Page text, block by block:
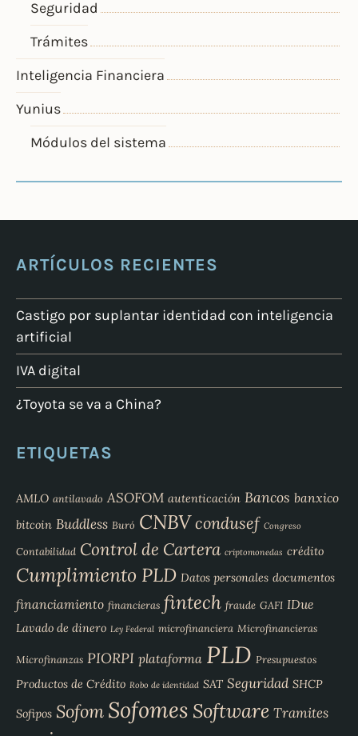
Seguridad
Trámites
Inteligencia Financiera
Yunius
Módulos del sistema
ARTÍCULOS RECIENTES
Castigo por suplantar identidad con inteligencia
artificial
IVA digital
¿Toyota se va a China?
ETIQUETAS
AMLO antilavado ASOFOM autenticación Bancos banxico
bitcoin Buddless Buró CNBVcondusef Congreso
Contabilidad Control de Cartera criptomonedas crédito
Cumplimiento PLD Datos personales documentos
financiamiento financieras fintech fraude GAFI IDue
Lavado de dinero Ley Federal microfinanciera Microfinancieras
Microfinanzas PIORPI plataforma PLD Presupuestos
Productos de Crédito Robo de identidad SAT Seguridad SHCP
Sofipos Sofom Sofomes Software Tramites